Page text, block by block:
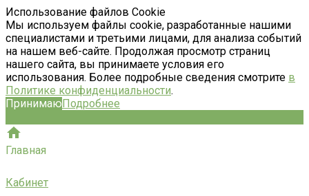
Использование файлов Cookie
Мы используем файлы cookie, разработанные нашими
специалистами и третьими лицами, для анализа событий
на нашем веб-сайте. Продолжая просмотр страниц
нашего сайта, вы принимаете условия его
использования. Более подробные сведения смотрите в
Политике конфиденциальности.
ПринимаюПодробнее
Главная
Кабинет